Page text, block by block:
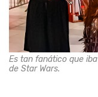
Es tan fanático que
de Star Wars.